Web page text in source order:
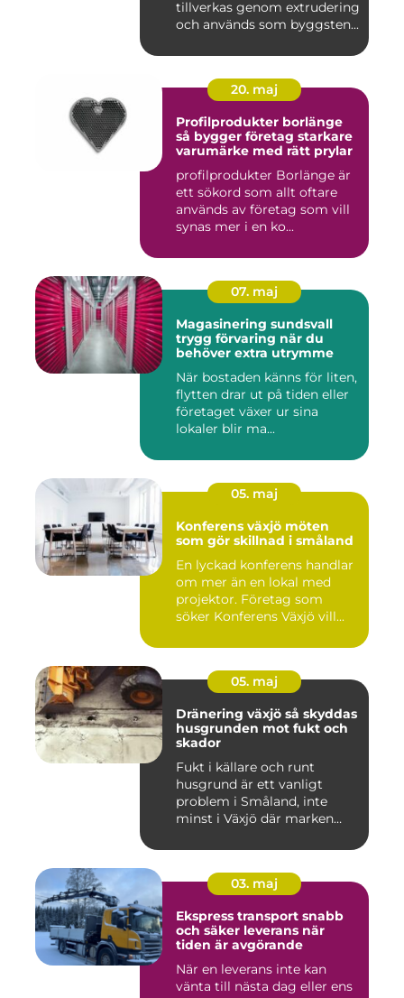
tillverkas genom extrudering
och används som byggsten...
20. maj
Profilprodukter borlänge
så bygger företag starkare
varumärke med rätt prylar
profilprodukter Borlänge är
ett sökord som allt oftare
används av företag som vill
synas mer i en ko...
07. maj
Magasinering sundsvall
trygg förvaring när du
behöver extra utrymme
När bostaden känns för liten,
flytten drar ut på tiden eller
företaget växer ur sina
lokaler blir ma...
05. maj
Konferens växjö möten
som gör skillnad i småland
En lyckad konferens handlar
om mer än en lokal med
projektor. Företag som
söker Konferens Växjö vill...
05. maj
Dränering växjö så skyddas
husgrunden mot fukt och
skador
Fukt i källare och runt
husgrund är ett vanligt
problem i Småland, inte
minst i Växjö där marken
03. maj
Ekspress transport snabb
och säker leverans när
tiden är avgörande
När en leverans inte kan
vänta till nästa dag eller ens